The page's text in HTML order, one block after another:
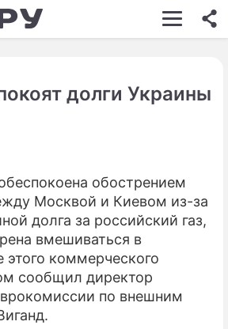
ШОУ-БИЗНЕС
КИНО
ЭКОНОМИКА
ПРОИСШЕСТВИЯ
СОННИК
СТИЛЬ ЖИЗНИ
долги Украины
обострением
Москвой и Киевом из-за
долга за российский газ,
вмешиваться в
этого коммерческого
сообщил директор
по внешним